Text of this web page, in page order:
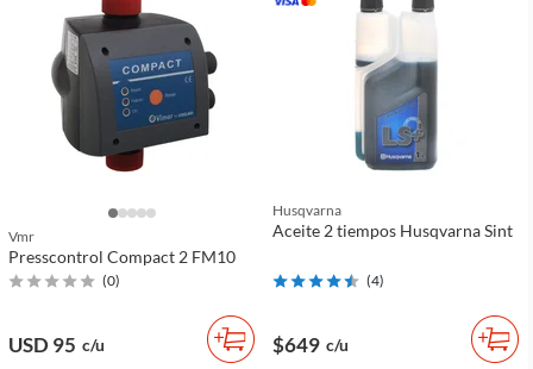
Vmr
Presscontrol Compact 2 FM10
(0)
USD 95 c/u
Husqvarna
Aceite 2 tiempos Husqvarna Sint
(4)
$649 c/u